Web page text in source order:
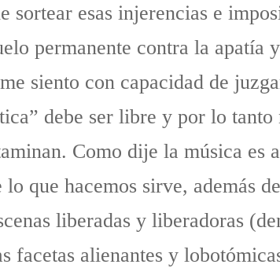
esas injerencias e
permanente contra la apatía
siento con capacidad de
debe ser libre y por lo tanto
Como dije la música es
que hacemos sirve, además
liberadas y liberadoras
facetas alienantes y